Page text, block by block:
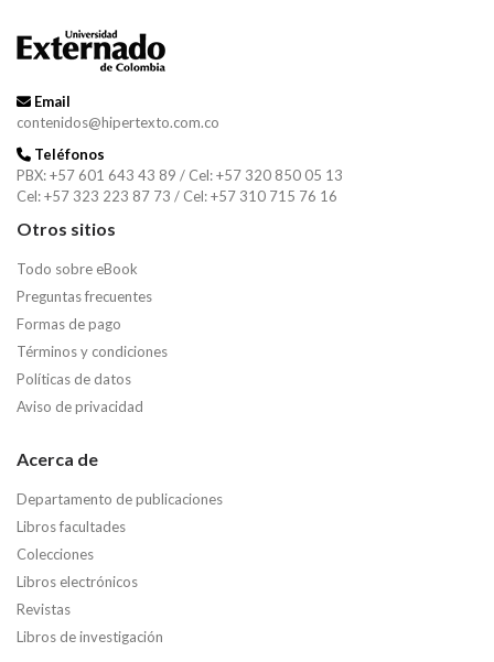
Email
contenidos@hipertexto.com.co
Teléfonos
PBX: +57 601 643 43 89 / Cel: +57 320 850 05 13
Cel: +57 323 223 87 73 / Cel: +57 310 715 76 16
Otros sitios
Todo sobre eBook
Preguntas frecuentes
Formas de pago
Términos y condiciones
Políticas de datos
Aviso de privacidad
Acerca de
Departamento de publicaciones
Libros facultades
Colecciones
Libros electrónicos
Revistas
Libros de investigación